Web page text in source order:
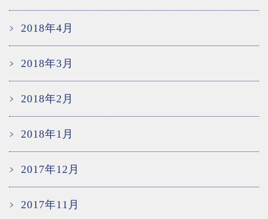
2018年4月
2018年3月
2018年2月
2018年1月
2017年12月
2017年11月